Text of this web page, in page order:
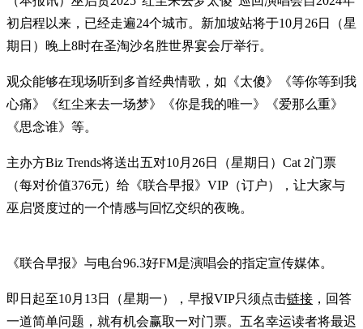
初启程以来，已经走遍24个城市。新加坡站将于10月26日（星
期日）晚上8时在圣淘沙名胜世界宴会厅举行。
观众能够在现场听到多首经典情歌，如《太傻》《等你等到我
心痛》《红尘来去一场梦》《你是我的唯一》《爱那么重》
《思念谁》等。
主办方Biz Trends将送出五对10月26日（星期日）Cat 2门票
（每对价值376元）给《联合早报》VIP（订户），让大家与
巫启贤度过的一个情感与回忆交织的夜晚。
《联合早报》与电台96.3好FM是演唱会的指定宣传媒体。
即日起至10月13日（星期一），早报VIP只须点击链接 ，回答
一道简单问题，就有机会赢取一对门票。五名幸运读者将最迟